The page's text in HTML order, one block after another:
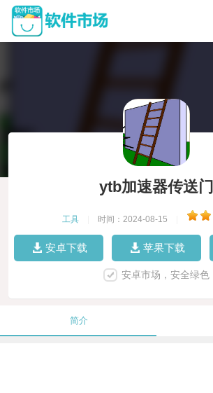
ytb加速器传送门
工具 时间：2024-08-15
安卓下载 苹果下载
安卓市场，安全绿色
简介